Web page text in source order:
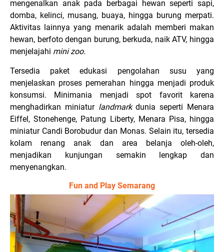
mengenalkan anak pada berbagai hewan seperti sapi,
domba, kelinci, musang, buaya, hingga burung merpati.
Aktivitas lainnya yang menarik adalah memberi makan
hewan, berfoto dengan burung, berkuda, naik ATV, hingga
menjelajahi mini zoo.
Tersedia paket edukasi pengolahan susu yang
menjelaskan proses pemerahan hingga menjadi produk
konsumsi. Minimania menjadi spot favorit karena
menghadirkan miniatur landmarkdunia seperti Menara
Eiffel, Stonehenge, Patung Liberty, Menara Pisa, hingga
miniatur Candi Borobudur dan Monas. Selain itu, tersedia
kolam renang anak dan area belanja oleh-oleh,
menjadikan kunjungan semakin lengkap dan
menyenangkan.
Fun and Play Semarang